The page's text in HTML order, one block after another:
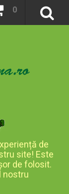
0
de
site! Este
de folosit.
nostru